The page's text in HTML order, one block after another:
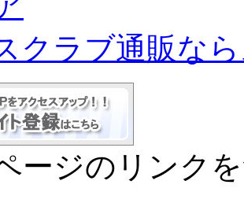
クラブ通販な
ージのリンク